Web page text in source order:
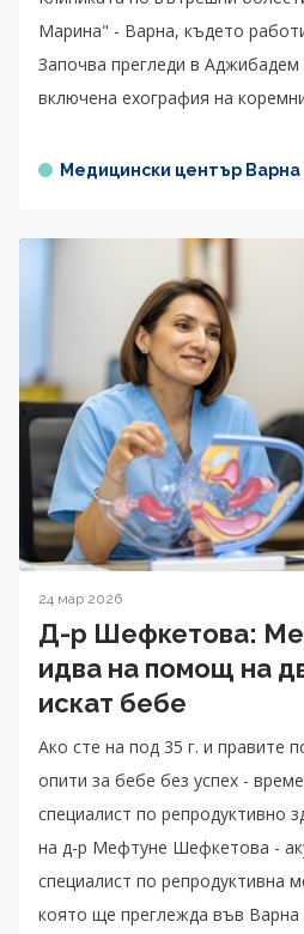
Марина" - Варна, където
Започва прегледи в
включена ехография на
Медицински център Варна
24 мар 2026
Д-р Шефкетова:
идва на помощ на
искат бебе
Ако сте на под 35 г. и правите
опити за бебе без успех -
специалист по репродуктивно
на д-р Мефтуне Шефкетова -
специалист по репродуктивна
която ще преглежда във Варна